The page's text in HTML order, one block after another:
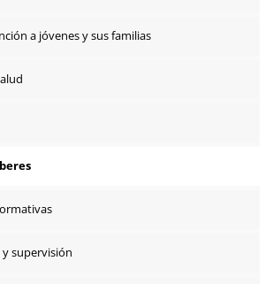
a jóvenes y sus familias
supervisión